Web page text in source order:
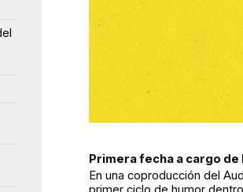
Primera fecha a cargo de
En una coproducción del